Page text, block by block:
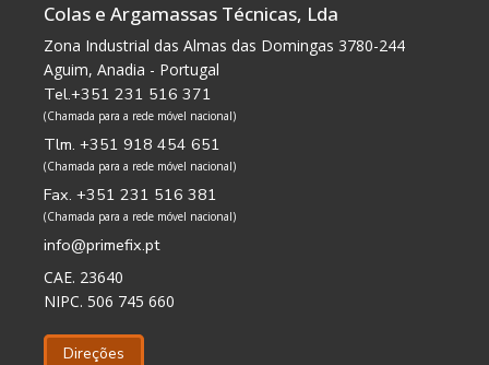
Colas e Argamassas Técnicas, Lda
Zona Industrial das Almas das Domingas 3780-244
Aguim, Anadia - Portugal
Tel.+351 231 516 371
(Chamada para a rede móvel nacional)
Tlm. +351 918 454 651
(Chamada para a rede móvel nacional)
Fax. +351 231 516 381
(Chamada para a rede móvel nacional)
info@primefix.pt
CAE. 23640
NIPC. 506 745 660
Direções